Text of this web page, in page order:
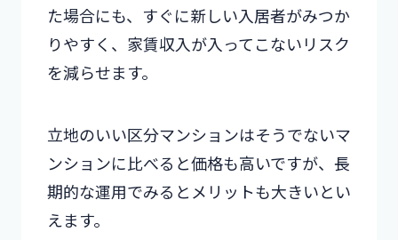
た場合にも、すぐに新しい入居者がみつか
りやすく、家賃収入が入ってこないリスク
を減らせます。
立地のいい区分マンションはそうでないマ
ンションに比べると価格も高いですが、長
期的な運用でみるとメリットも大きいとい
えます。